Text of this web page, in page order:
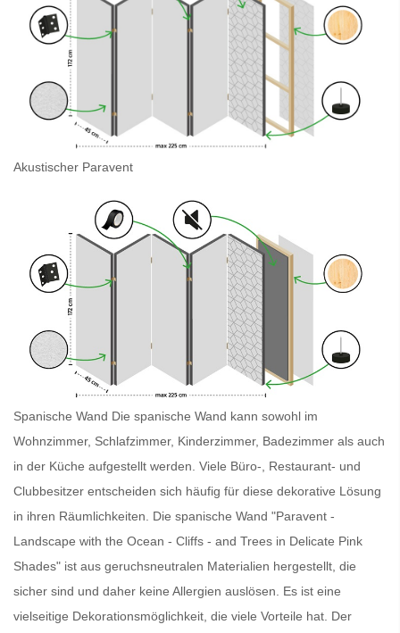
Akustischer Paravent
Spanische Wand Die spanische Wand kann sowohl im
Wohnzimmer, Schlafzimmer, Kinderzimmer, Badezimmer als auch
in der Küche aufgestellt werden. Viele Büro-, Restaurant- und
Clubbesitzer entscheiden sich häufig für diese dekorative Lösung
in ihren Räumlichkeiten. Die spanische Wand "Paravent -
Landscape with the Ocean - Cliffs - and Trees in Delicate Pink
Shades" ist aus geruchsneutralen Materialien hergestellt, die
sicher sind und daher keine Allergien auslösen. Es ist eine
vielseitige Dekorationsmöglichkeit, die viele Vorteile hat. Der